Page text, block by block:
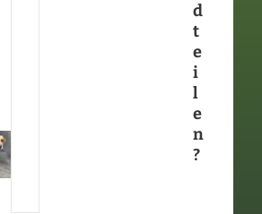
d
t
e
i
l
e
n
?